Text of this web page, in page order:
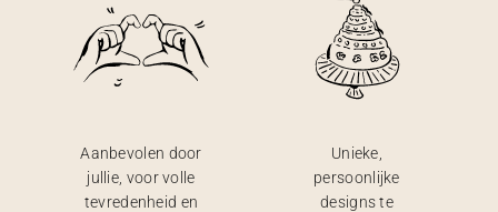
Aanbevolen door
jullie, voor volle
tevredenheid en
Unieke,
persoonlijke
designs te